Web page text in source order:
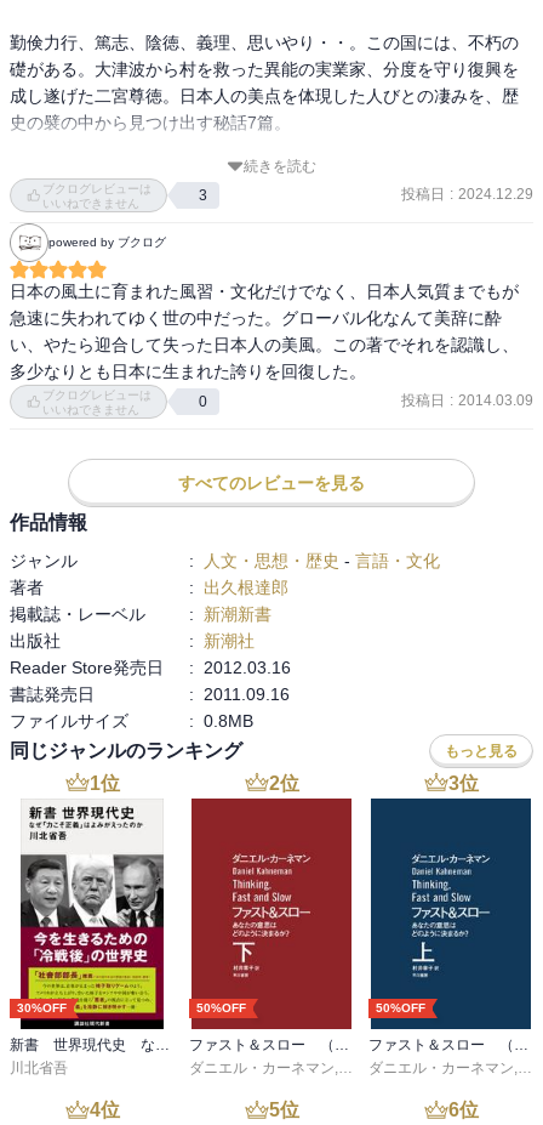
勤倹力行、篤志、陰徳、義理、思いやり・・。この国には、不朽の
礎がある。大津波から村を救った異能の実業家、分度を守り復興を
成し遂げた二宮尊徳。日本人の美点を体現した人びとの凄みを、歴
史の襞の中から見つけ出す秘話7篇。
本書は以下の8章から成る。
①ニホン人の美点
②天才と砕身
③無名の志
④勤倹力行の提唱者　二宮尊徳の凄味
⑤陰徳を積む
⑥義理がたい
⑦狂歌の伝統
⑧よく耐えてこられましたね
礼儀・礼節・マナーは日本人の良さである。そして、困難に見舞わ
れ、苦行を乗り越える中で人間の本質は表面化され、その環境下で
こそ、日本人の利他の心であったり、分度を守る、自分のみなら
ず、他者を思いやり、慎ましい気持ちで積み上げてコトを成し遂げ
ていく様子は、日本人の美徳そのものでもある。
時代は変わり、その本質が薄れていくのは、事実なのかもしれない
が、世代を越えて、日本人の美徳に心が震える人は多い。そして、
今も源として個人のみならず、組織や地域でも根源として活用して
いる。
ささくれだった気持ちを抑えるには、民族の根源のような本書の本
質のエピソードに触れることによって、自分を戒め、見つめ直すこ
とで次に進むことができる。リセットと蓄積と対応を本書１冊から
享受することができる。
勤倹力行･･･よく働き、つつましい生活をし、何事にも精一杯努力す
ること
続きを読む
ブクログレビューは
いいねできません
3 投稿日 : 2024.12.29
powered by ブクログ
日本の風土に育まれた風習・文化だけでなく、日本人気質までもが
急速に失われてゆく世の中だった。グローバル化なんて美辞に酔
い、やたら迎合して失った日本人の美風。この著でそれを認識し、
多少なりとも日本に生まれた誇りを回復した。
ブクログレビューは
いいねできません
0 投稿日 : 2014.03.09
すべてのレビューを見る
作品情報
ジャンル : 人文・思想・歴史 - 言語・文化
著者
:
出久根達郎
掲載誌・レーベル
:
新潮新書
出版社
:
新潮社
Reader Store発売日
:
2012.03.16
書誌発売日
:
2011.09.16
ファイルサイズ
: 0.8MB
同じジャンルのランキング もっと見る
1位
30%OFF
新書 世界現代史 なぜ「力こそ正義」はよみがえったのか
川北省吾
2位
50%OFF
ファスト＆スロー （下）
ダニエル・カーネマン, 村井章子
3位
50%OFF
ファスト＆スロー （上）
ダニエル・カーネマン, 村
4位 5位 6位